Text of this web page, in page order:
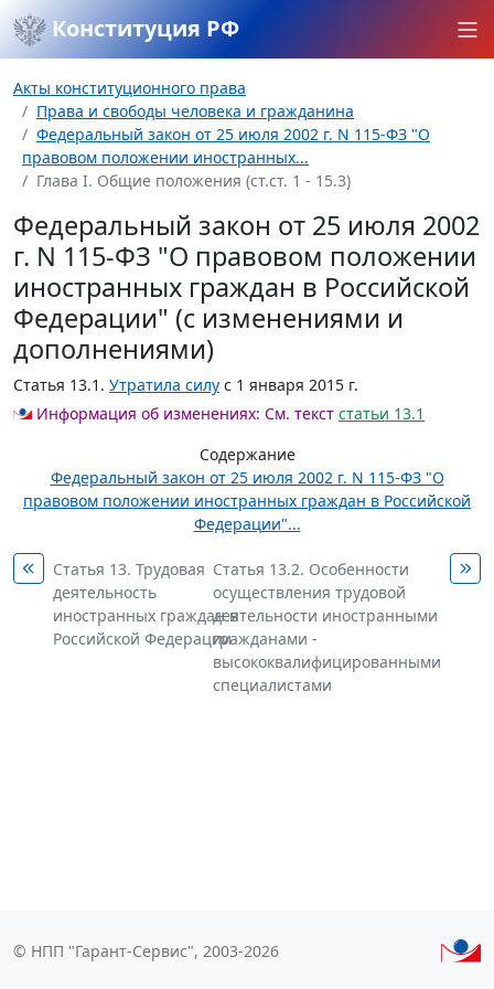
Конституция РФ
Акты конституционного права
Права и свободы человека и гражданина
Федеральный закон от 25 июля 2002 г. N 115-ФЗ "О
правовом положении иностранных...
Глава I. Общие положения (ст.ст. 1 - 15.3)
Федеральный закон от 25 июля 2002
г. N 115-ФЗ "О правовом положении
иностранных граждан в Российской
Федерации" (с изменениями и
дополнениями)
Статья 13.1. Утратила силу с 1 января 2015 г.
Информация об изменениях: См. текст статьи 13.1
Содержание
Федеральный закон от 25 июля 2002 г. N 115-ФЗ "О
правовом положении иностранных граждан в Российской
Федерации"...
Статья 13. Трудовая
деятельность
иностранных граждан в
Российской Федерации
Статья 13.2. Особенности
осуществления трудовой
деятельности иностранными
гражданами -
высококвалифицированными
специалистами
© НПП "Гарант-Сервис", 2003-2026